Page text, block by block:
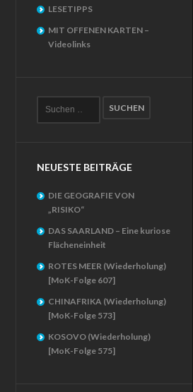
LESETIPPS
MIT OFFENEN KARTEN –
Videolinks
NEUESTE BEITRÄGE
DIE GEOGRAFIE VON
„RISIKO“
DAS SAARLAND – Eine kuriose
Flächeneinheit
ROTES MEER (Wiederholung)
[MoK-Folge 607]
CHINAFRIKA (Wiederholung)
[MoK-Folge 573]
KOSOVO (Wiederholung)
[MoK-Folge 575]